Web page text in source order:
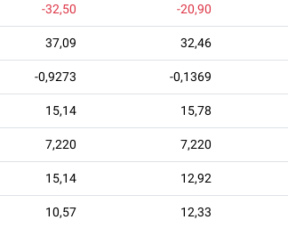
-32,50 -20,90
37,09 32,46
-0,9273 -0,1369
15,14 15,78
7,220 7,220
15,14 12,92
10,57 12,33